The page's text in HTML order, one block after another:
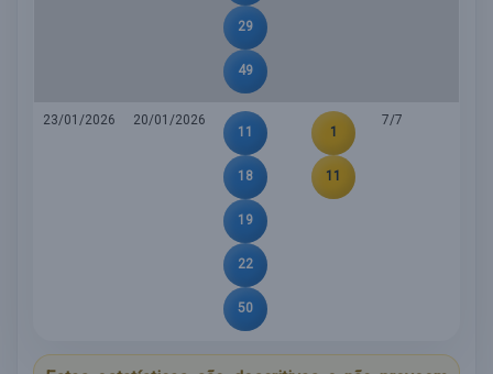
29
49
23/01/2026
20/01/2026
11
18
19
22
50
1
11
7/7